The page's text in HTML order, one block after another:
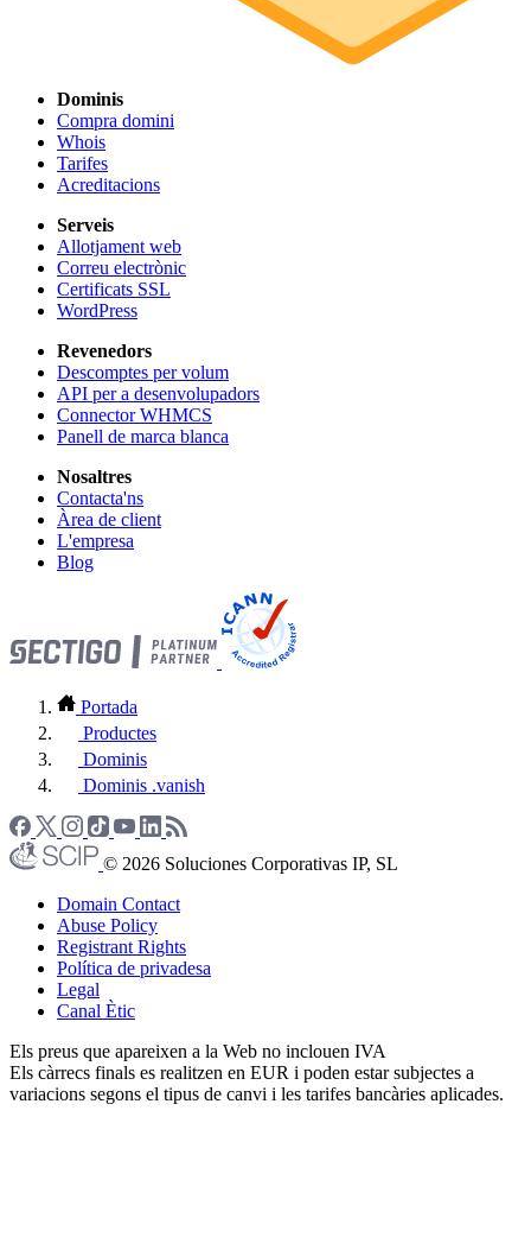
Dominis
Compra domini
Whois
Tarifes
Acreditacions
Serveis
Allotjament web
Correu electrònic
Certificats SSL
WordPress
Revenedors
Descomptes per volum
API per a desenvolupadors
Connector WHMCS
Panell de marca blanca
Nosaltres
Contacta'ns
Àrea de client
L'empresa
Blog
Portada
Productes
Dominis
Dominis .vanish
© 2026 Soluciones Corporativas IP, SL
Domain Contact
Abuse Policy
Registrant Rights
Política de privadesa
Legal
Canal Ètic
Els preus que apareixen a la Web no inclouen IVA
Els càrrecs finals es realitzen en EUR i poden estar subjectes a
variacions segons el tipus de canvi i les tarifes bancàries aplicades.